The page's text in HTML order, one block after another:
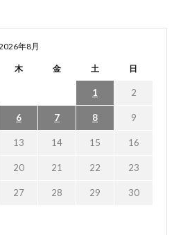
年8月
木 金 土 日
1 2
6 7 8 9
13 14 15 16
20 21 22 23
27 28 29 30